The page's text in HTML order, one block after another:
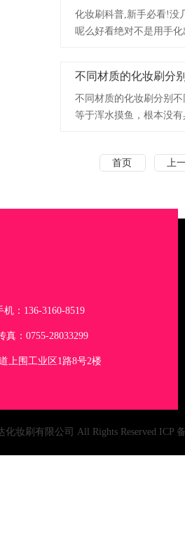
化妆刷科普,新手必看!没
呢么好看绝对不是用手
不同材质的化妆刷分
不同材质的化妆刷分别
等于浑水摸鱼，根本没
首页 上
136-3160-8519
：0755-28033299
上围工业区1路8号2楼
妆刷有限公司 All Rights Reserved ICP